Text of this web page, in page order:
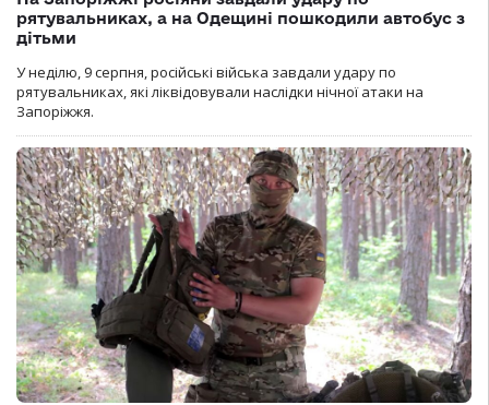
рятувальниках, а на Одещині пошкодили автобус з
дітьми
У неділю, 9 серпня, російські війська завдали удару по
рятувальниках, які ліквідовували наслідки нічної атаки на
Запоріжжя.